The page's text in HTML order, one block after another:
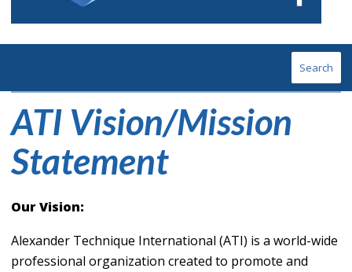
Search
ATI Vision/Mission
Statement
Our Vision:
Alexander Technique International (ATI) is a world-wide
professional organization created to promote and